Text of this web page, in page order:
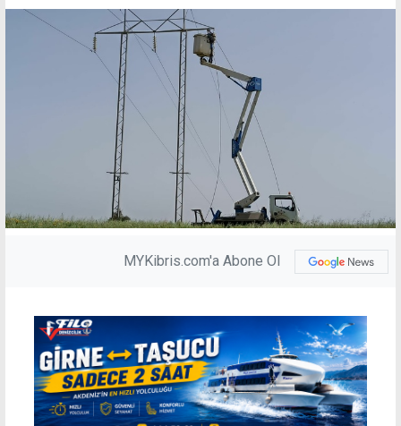
MYKibris.com'a Abone Ol